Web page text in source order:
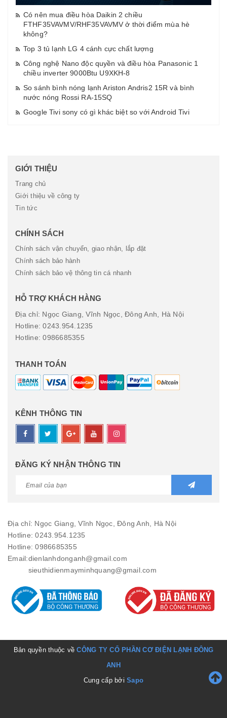
Có nên mua điều hòa Daikin 2 chiều
FTHF35VAVMV/RHF35VAVMV ở thời điểm mùa hè
không?
Top 3 tủ lạnh LG 4 cánh cực chất lượng
Công nghệ Nano độc quyền và điều hòa Panasonic 1
chiều inverter 9000Btu U9XKH-8
So sánh bình nóng lạnh Ariston Andris2 15R và bình
nước nóng Rossi RA-15SQ
Google Tivi sony có gì khác biệt so với Android Tivi
GIỚI THIỆU
Trang chủ
Giới thiệu về công ty
Tin tức
CHÍNH SÁCH
Chính sách vận chuyển, giao nhận, lắp đặt
Chính sách bảo hành
Chính sách bảo vệ thông tin cá nhanh
HỖ TRỢ KHÁCH HÀNG
Địa chỉ: Ngọc Giang, Vĩnh Ngọc, Đông Anh, Hà Nội
Hotline: 0243.954.1235
Hotline: 0986685355
THANH TOÁN
KÊNH THÔNG TIN
ĐĂNG KÝ NHẬN THÔNG TIN
Địa chỉ: Ngọc Giang, Vĩnh Ngọc, Đông Anh, Hà Nội
Hotline: 0243.954.1235
Hotline: 0986685355
Email:dienlanhdonganh@gmail.com
sieuthidienmayminhquang@gmail.com
Bản quyền thuộc vềCÔNG TY CỔ PHẦN CƠ ĐIỆN LẠNH ĐÔNG
ANH
Cung cấp bởiSapo